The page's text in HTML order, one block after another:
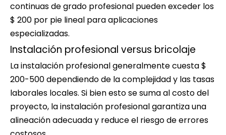
continuas de grado profesional pueden exceder los
$ 200 por pie lineal para aplicaciones
especializadas.
Instalación profesional versus bricolaje
La instalación profesional generalmente cuesta $
200-500 dependiendo de la complejidad y las tasas
laborales locales. Si bien esto se suma al costo del
proyecto, la instalación profesional garantiza una
alineación adecuada y reduce el riesgo de errores